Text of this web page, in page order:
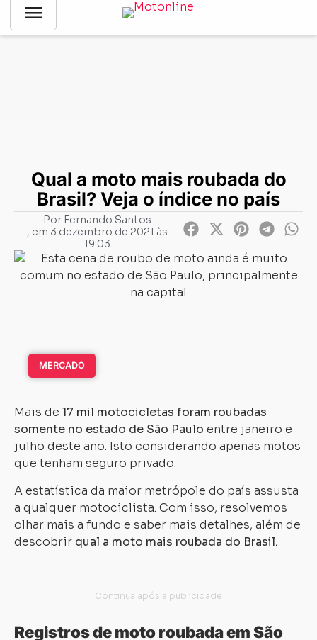
menu
Notícias
Qual a moto mais roubada do Brasil? Veja
Qual a moto mais roubada do
Brasil? Veja o índice no país
PorFernando Santos
, em 3 dezembro de 2021 às
19:03
MERCADO
Mais de 17 mil motocicletas foram roubadas
somente no estado de São Paulo entre janeiro e
julho deste ano. Isto considerando apenas motos
que tenham seguro privado.
A estatística da maior metrópole do país assusta
a qualquer motociclista. Com isso, resolvemos
olhar mais a fundo e saber mais detalhes, além de
descobrir qual a moto mais roubada do Brasil.
Registros de moto roubada em São